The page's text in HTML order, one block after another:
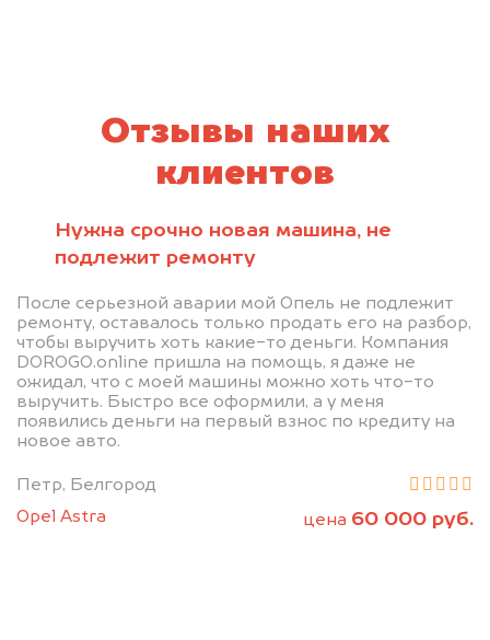
Отзывы наших
клиентов
Нужна срочно новая машина, не
подлежит ремонту
После серьезной аварии мой Опель не подлежит
ремонту, оставалось только продать его на разбор,
чтобы выручить хоть какие-то деньги. Компания
DOROGO.online пришла на помощь, я даже не
ожидал, что с моей машины можно хоть что-то
выручить. Быстро все оформили, а у меня
появились деньги на первый взнос по кредиту на
новое авто.
Петр, Белгород
Opel Astra
цена 60 000 руб.